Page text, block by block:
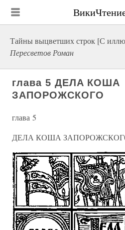
Тайны выцветших строк [С
Пересветов Роман
глава 5 ДЕЛА КОША
ЗАПОРОЖСКОГО
глава 5
ДЕЛА КОША